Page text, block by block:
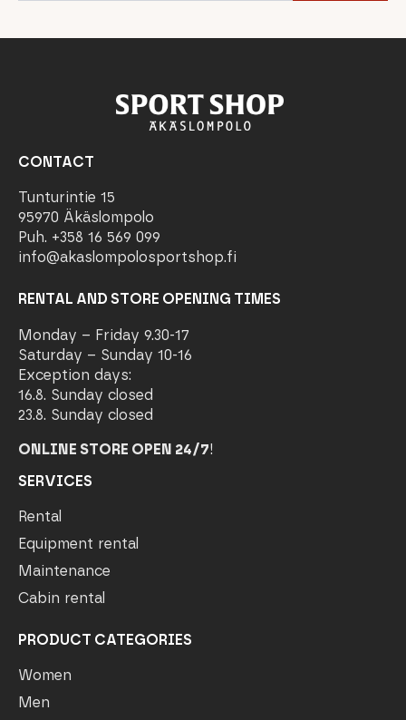
CONTACT
Tunturintie 15
95970 Äkäslompolo
Puh. +358 16 569 099
info@akaslompolosportshop.fi
RENTAL AND STORE OPENING TIMES
Monday – Friday 9.30-17
Saturday – Sunday 10-16
Exception days:
16.8. Sunday closed
23.8. Sunday closed
ONLINE STORE OPEN 24/7!
SERVICES
Rental
Equipment rental
Maintenance
Cabin rental
PRODUCT CATEGORIES
Women
Men